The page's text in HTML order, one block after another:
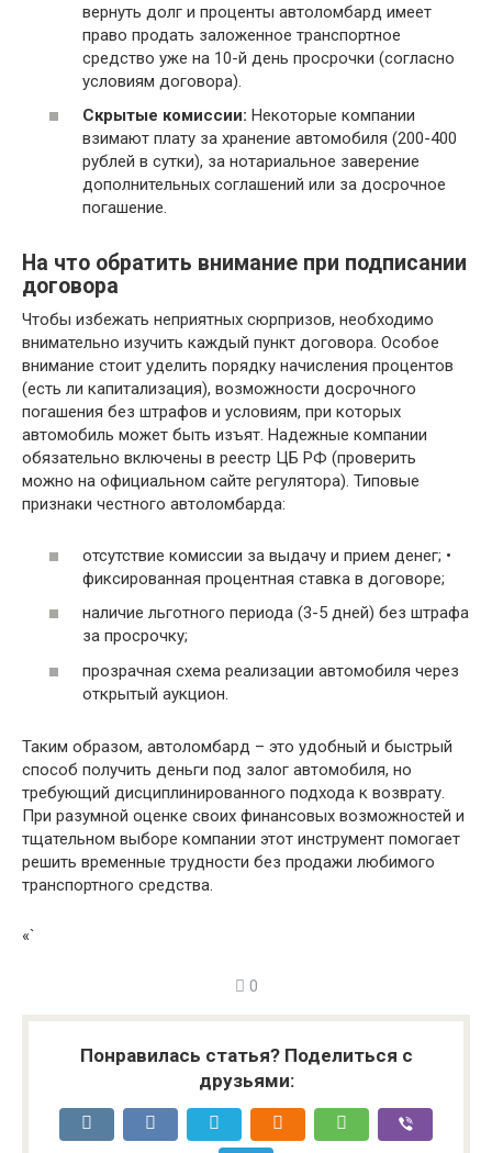
вернуть долг и проценты автоломбард имеет
право продать заложенное транспортное
средство уже на 10-й день просрочки (согласно
условиям договора).
Скрытые комиссии: Некоторые компании
взимают плату за хранение автомобиля (200-400
рублей в сутки), за нотариальное заверение
дополнительных соглашений или за досрочное
погашение.
На что обратить внимание при подписании
договора
Чтобы избежать неприятных сюрпризов, необходимо
внимательно изучить каждый пункт договора. Особое
внимание стоит уделить порядку начисления процентов
(есть ли капитализация), возможности досрочного
погашения без штрафов и условиям, при которых
автомобиль может быть изъят. Надежные компании
обязательно включены в реестр ЦБ РФ (проверить
можно на официальном сайте регулятора). Типовые
признаки честного автоломбарда:
отсутствие комиссии за выдачу и прием денег; •
фиксированная процентная ставка в договоре;
наличие льготного периода (3-5 дней) без штрафа
за просрочку;
прозрачная схема реализации автомобиля через
открытый аукцион.
Таким образом, автоломбард – это удобный и быстрый
способ получить деньги под залог автомобиля, но
требующий дисциплинированного подхода к возврату.
При разумной оценке своих финансовых возможностей и
тщательном выборе компании этот инструмент помогает
решить временные трудности без продажи любимого
транспортного средства.
«`
0
Понравилась статья? Поделиться с
друзьями: